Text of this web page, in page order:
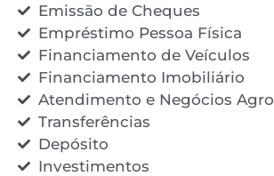
Emissão de Cheques
Empréstimo Pessoa Física
Financiamento de Veículos
Financiamento Imobiliário
Atendimento e Negócios Agro
Transferências
Depósito
Investimentos